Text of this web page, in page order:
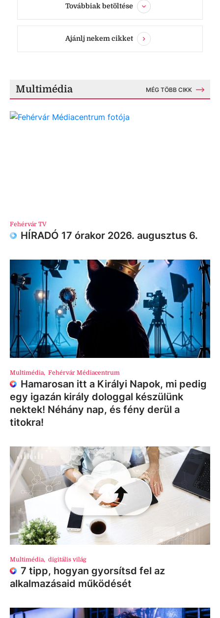
Továbbiak betöltése
Ajánlj nekem cikket
Multimédia MÉG TÖBB CIKK
Fehérvár TV
HÍRADÓ 17 órakor 2026. augusztus 6.
Multimédia, Fehérvár Médiacentrum
Hamarosan itt a Királyi Napok, mi pedig
egy igazán király dologgal készülünk
nektek! Néhány nap, és fény derül a
titokra!
Multimédia, digitális világ
7 tipp, hogyan gyorsítsd fel az
alkalmazásaid működését